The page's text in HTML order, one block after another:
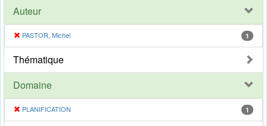
Auteur
PASTOR, Michel 1
Thématique
Domaine
PLANIFICATION 1